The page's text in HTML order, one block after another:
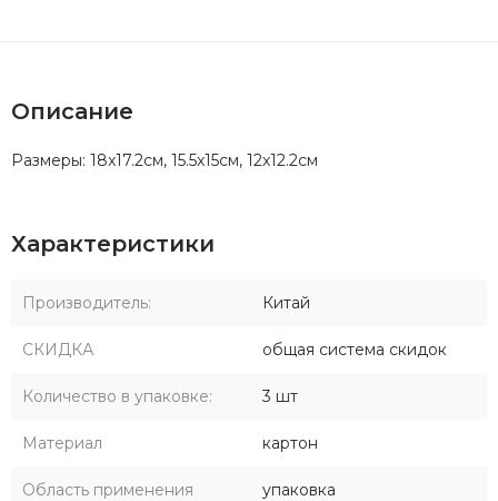
Описание
Размеры: 18x17.2см, 15.5x15см, 12x12.2см
Характеристики
Производитель: Китай
СКИДКА общая система скидок
Количество в упаковке: 3 шт
Материал картон
Область применения упаковка